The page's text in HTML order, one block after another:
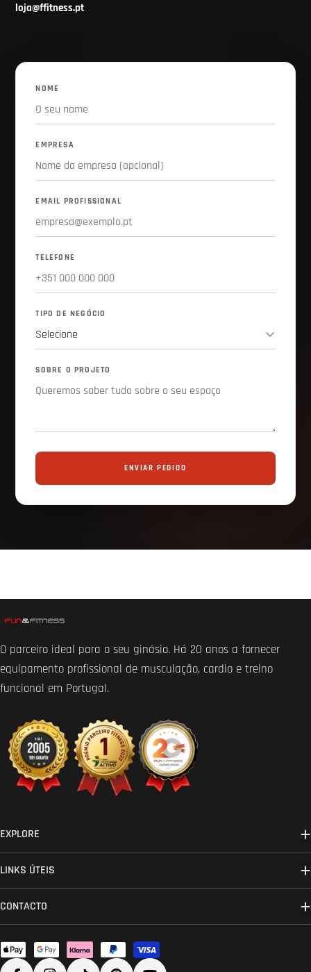
loja@ffitness.pt
NOME
EMPRESA
EMAIL PROFISSIONAL
TELEFONE
TIPO DE NEGÓCIO
SOBRE O PROJETO
ENVIAR PEDIDO
O parceiro ideal para o seu ginásio. Há 20 anos a fornecer
equipamento profissional de musculação, cardio e treino
funcional em Portugal.
EXPLORE
LINKS ÚTEIS
CONTACTO
Métodos